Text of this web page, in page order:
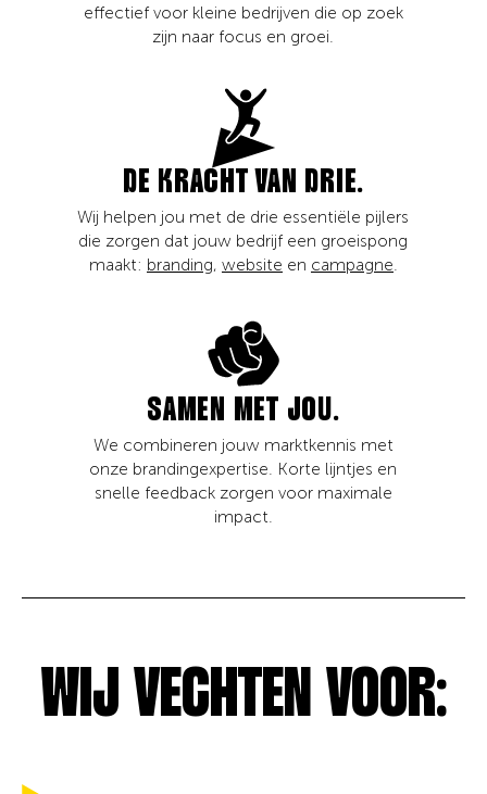
effectief voor kleine bedrijven die op zoek
zijn naar focus en groei.
DE KRACHT VAN DRIE.
Wij helpen jou met de drie essentiële pijlers
die zorgen dat jouw bedrijf een groeispong
maakt: branding, website en campagne.
SAMEN MET JOU.
We combineren jouw marktkennis met
onze brandingexpertise. Korte lijntjes en
snelle feedback zorgen voor maximale
impact.
WIJ VECHTEN VOOR: